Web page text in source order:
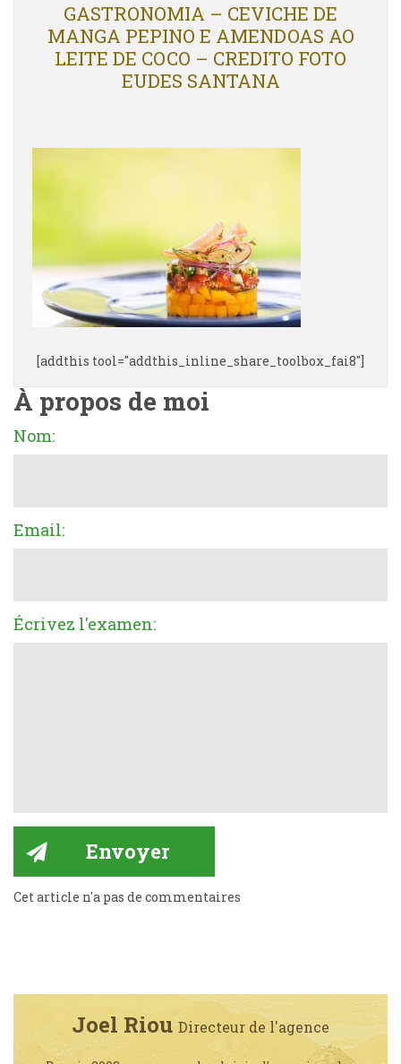
GASTRONOMIA – CEVICHE DE
MANGA PEPINO E AMENDOAS AO
LEITE DE COCO – CREDITO FOTO
EUDES SANTANA
[addthis tool="addthis_inline_share_toolbox_fai8"]
À propos de moi
Nom:
Email:
Écrivez l'examen:
Cet article n'a pas de commentaires
Joel Riou Directeur de l'agence